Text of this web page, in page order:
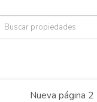
Nueva página 2